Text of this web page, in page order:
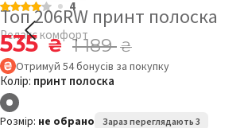
4
Топ 206RW принт полоска
Релакс комфорт
535₴ 1 189₴
Отримуй 54бонусів за покупку
Колір: принт полоска
Розмір: не обрано Зараз переглядають 3